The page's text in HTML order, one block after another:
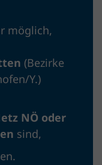
möglich,
(Bezirke
Y.)
NÖ oder
sind,